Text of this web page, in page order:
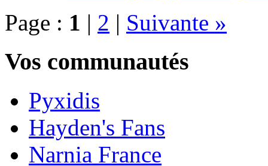
Page : 1 | 2 | Suivante »
Vos communautés
Pyxidis
Hayden's Fans
Narnia France